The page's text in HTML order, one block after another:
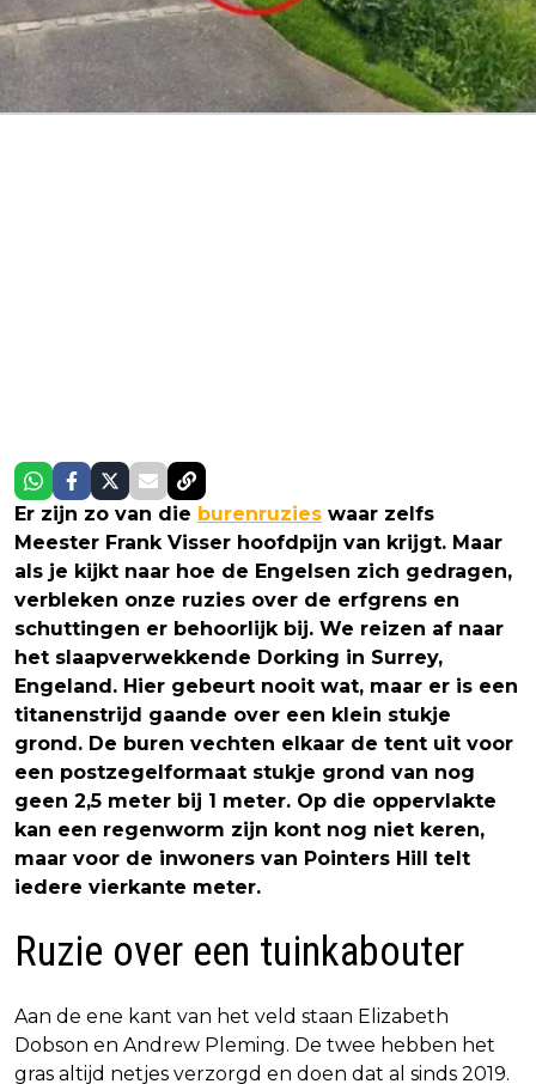
Er zijn zo van die burenruzies waar zelfs
Meester Frank Visser hoofdpijn van krijgt. Maar
als je kijkt naar hoe de Engelsen zich gedragen,
verbleken onze ruzies over de erfgrens en
schuttingen er behoorlijk bij. We reizen af naar
het slaapverwekkende Dorking in Surrey,
Engeland. Hier gebeurt nooit wat, maar er is een
titanenstrijd gaande over een klein stukje
grond. De buren vechten elkaar de tent uit voor
een postzegelformaat stukje grond van nog
geen 2,5 meter bij 1 meter. Op die oppervlakte
kan een regenworm zijn kont nog niet keren,
maar voor de inwoners van Pointers Hill telt
iedere vierkante meter.
Ruzie over een tuinkabouter
Aan de ene kant van het veld staan Elizabeth
Dobson en Andrew Pleming. De twee hebben het
gras altijd netjes verzorgd en doen dat al sinds 2019.